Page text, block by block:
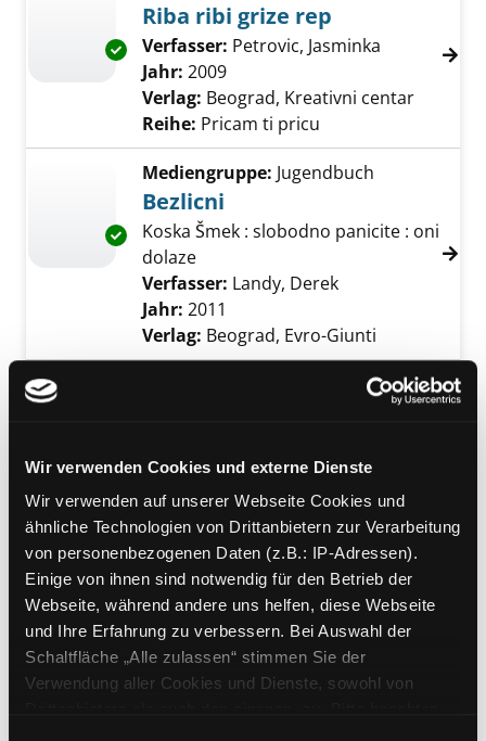
Wir verwenden Cookies und externe Dienste
Wir verwenden auf unserer Webseite Cookies und
ähnliche Technologien von Drittanbietern zur Verarbeitung
von personenbezogenen Daten (z.B.: IP-Adressen).
Einige von ihnen sind notwendig für den Betrieb der
Webseite, während andere uns helfen, diese Webseite
und Ihre Erfahrung zu verbessern. Bei Auswahl der
Schaltfläche „Alle zulassen“ stimmen Sie der
Verwendung aller Cookies und Dienste, sowohl von
Exemplar-Details von Riba ribi grize rep
Riba ribi grize rep
Verfasser: Petrovic, Jasminka Suche
Jahr: 2009
Verlag: Beograd, Kreativni centar
Reihe: Pricam ti pricu
Exemplar-Details von Bezlicni anzeigen
Mediengruppe: Jugendbuch
Bezlicni
Koska Šmek : slobodno panicite : oni
dolaze
Verfasser: Landy, Derek
Jahr: 2011
Verlag: Beograd, Evro-Giunti
Jugendbuch
Verfasser:Riordan, RickSuche nach
Jahr:2011
Verlag: Novi Sad, Stylos Art
Reihe:Kejnove hronike
Exemplar-Details von Petson kampuje
Mediengruppe: Kinderbuch
Petson kampuje
Serbisch
Verfasser:Nordqvist, SvenSuche nach